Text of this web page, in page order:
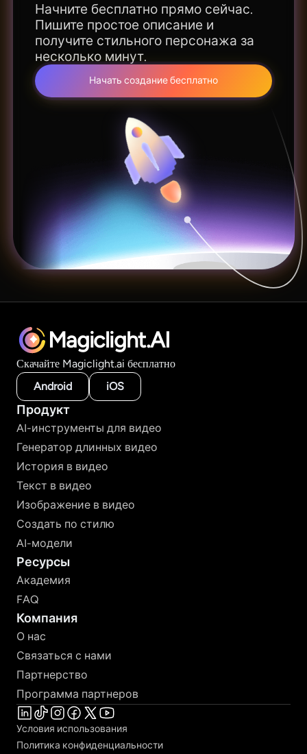
Начните бесплатно прямо сейчас.
Пишите простое описание и
получите стильного персонажа за
несколько минут.
Начать создание бесплатно
Magiclight.AI
Скачайте Magiclight.ai бесплатно
Android
iOS
Продукт
AI-инструменты для видео
Генератор длинных видео
История в видео
Текст в видео
Изображение в видео
Создать по стилю
AI-модели
Ресурсы
Академия
FAQ
Компания
О нас
Связаться с нами
Партнерство
Программа партнеров
Условия использования
Политика конфиденциальности